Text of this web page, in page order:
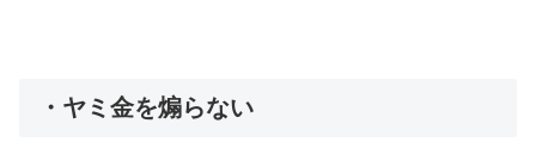
・ヤミ金を煽らない